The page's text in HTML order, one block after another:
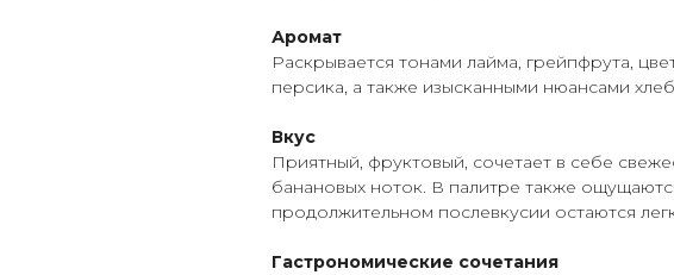
Аромат
Раскрывается тонами лайма, грейпфрута,
персика, а также изысканными нюансами
Вкус
Приятный, фруктовый, сочетает в себе
банановых ноток. В палитре также
продолжительном послевкусии остаются
Гастрономические сочетания